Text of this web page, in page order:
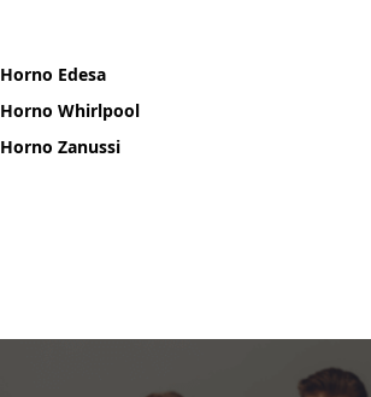
Horno Edesa
Horno Whirlpool
Horno Zanussi